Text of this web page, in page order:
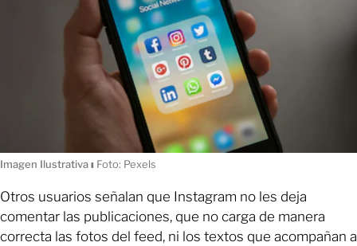
Imagen Ilustrativaı Foto: Pexels
Otros usuarios señalan que Instagram no les deja
comentar las publicaciones, que no carga de manera
correcta las fotos del feed, ni los textos que acompañan a